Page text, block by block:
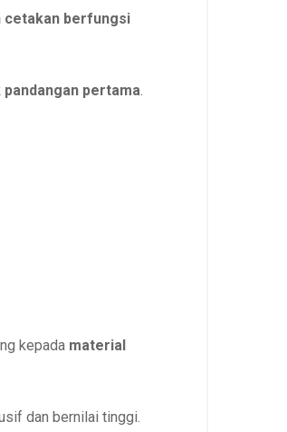
cetakan berfungsi
pertama
kepada material
dan bernilai tinggi.